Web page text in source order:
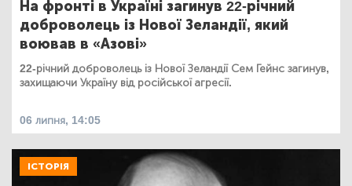
На фронті в Україні загинув 22-річний
доброволець із Нової Зеландії, який
воював в «Азові»
22-річний доброволець із Нової Зеландії Сем Гейнс загинув,
захищаючи Україну від російської агресії.
06 липня, 14:05
ІСТОРІЯ